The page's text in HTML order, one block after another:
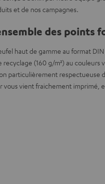
et de nos campagnes.
des points
haut de gamme au format
recyclage (160 g/m²) au
particulièrement respectueuse
vous vient fraichement imprimé,